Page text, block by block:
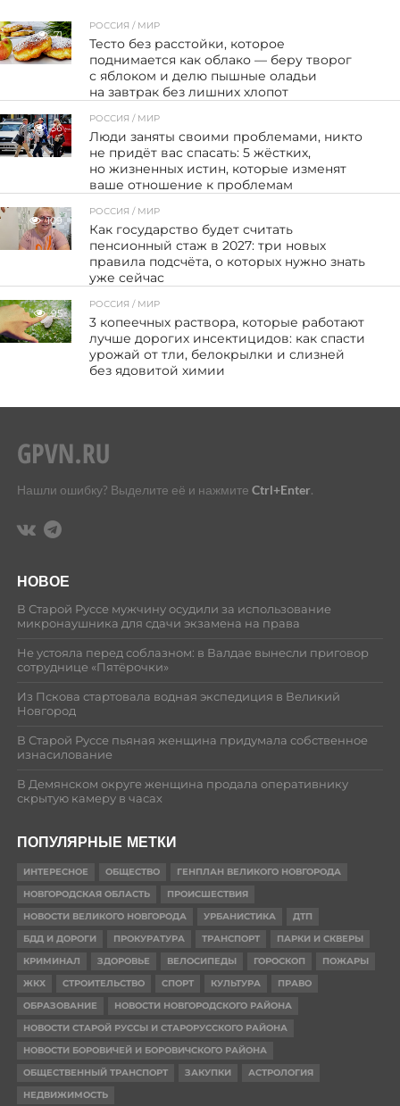
71
РОССИЯ / МИР
Тесто без расстойки, которое
поднимается как облако — беру творог
с яблоком и делю пышные оладьи
на завтрак без лишних хлопот
36
РОССИЯ / МИР
Люди заняты своими проблемами, никто
не придёт вас спасать: 5 жёстких,
но жизненных истин, которые изменят
ваше отношение к проблемам
109
РОССИЯ / МИР
Как государство будет считать
пенсионный стаж в 2027: три новых
правила подсчёта, о которых нужно знать
уже сейчас
95
РОССИЯ / МИР
3 копеечных раствора, которые работают
лучше дорогих инсектицидов: как спасти
урожай от тли, белокрылки и слизней
без ядовитой химии
Нашли ошибку? Выделите её и нажмите Ctrl+Enter.
НОВОЕ
В Старой Руссе мужчину осудили за использование
микронаушника для сдачи экзамена на права
Не устояла перед соблазном: в Валдае вынесли приговор
сотруднице «Пятёрочки»
Из Пскова стартовала водная экспедиция в Великий
Новгород
В Старой Руссе пьяная женщина придумала собственное
изнасилование
В Демянском округе женщина продала оперативнику
скрытую камеру в часах
ПОПУЛЯРНЫЕ МЕТКИ
ИНТЕРЕСНОЕ ОБЩЕСТВО
ГЕНПЛАН ВЕЛИКОГО НОВГОРОДА
НОВГОРОДСКАЯ ОБЛАСТЬ
ПРОИСШЕСТВИЯ
НОВОСТИ ВЕЛИКОГО НОВГОРОДА
УРБАНИСТИКА
ДТП
БДД И ДОРОГИ
ПРОКУРАТУРА ТРАНСПОРТ
ПАРКИ И СКВЕРЫ
КРИМИНАЛ
ЗДОРОВЬЕ ВЕЛОСИПЕДЫ ГОРОСКОП
ПОЖАРЫ
ЖКХ
СТРОИТЕЛЬСТВО СПОРТ КУЛЬТУРА
ПРАВО
ОБРАЗОВАНИЕ
НОВОСТИ НОВГОРОДСКОГО РАЙОНА
НОВОСТИ СТАРОЙ РУССЫ И СТАРОРУССКОГО РАЙОНА
НОВОСТИ БОРОВИЧЕЙ И БОРОВИЧСКОГО РАЙОНА
ОБЩЕСТВЕННЫЙ ТРАНСПОРТ
ЗАКУПКИ
АСТРОЛОГИЯ
НЕДВИЖИМОСТЬ